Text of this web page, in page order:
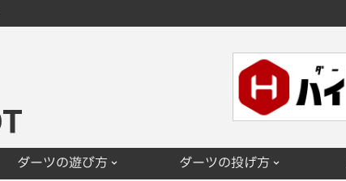
ダーツの遊び方 ダーツの投げ方